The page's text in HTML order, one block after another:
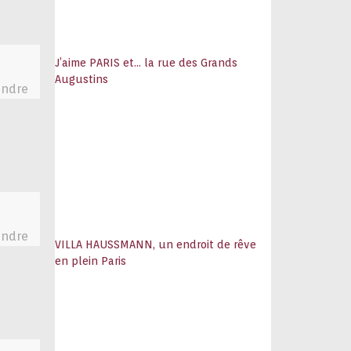
J’aime PARIS et… la rue des Grands
Augustins
VILLA HAUSSMANN, un endroit de rêve
en plein Paris